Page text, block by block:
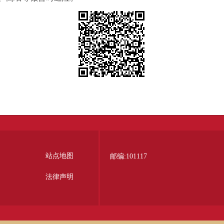
站点地图
法律声明
邮编:101117